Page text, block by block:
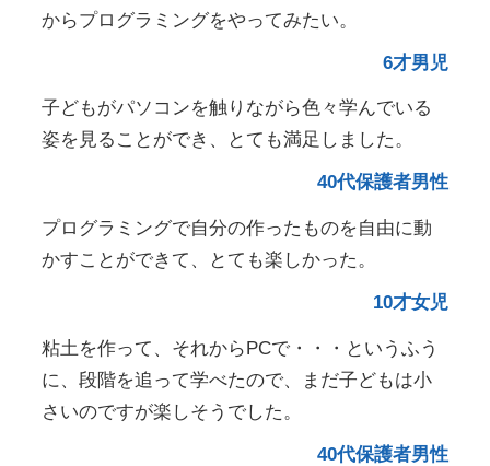
からプログラミングをやってみたい。
6才男児
子どもがパソコンを触りながら色々学んでいる
姿を見ることができ、とても満足しました。
40代保護者男性
プログラミングで自分の作ったものを自由に動
かすことができて、とても楽しかった。
10才女児
粘土を作って、それからPCで・・・というふう
に、段階を追って学べたので、まだ子どもは小
さいのですが楽しそうでした。
40代保護者男性